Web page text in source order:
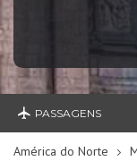
PASSAGENS
América do Norte